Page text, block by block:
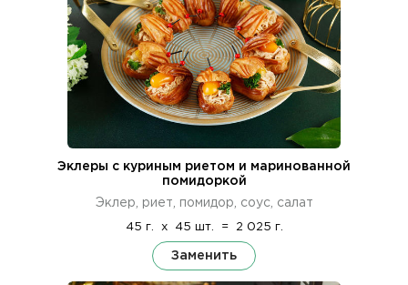
Эклеры с куриным риетом и маринованной
помидоркой
Эклер, риет, помидор, соус, салат
45 г. x 45 шт. = 2 025 г.
Заменить